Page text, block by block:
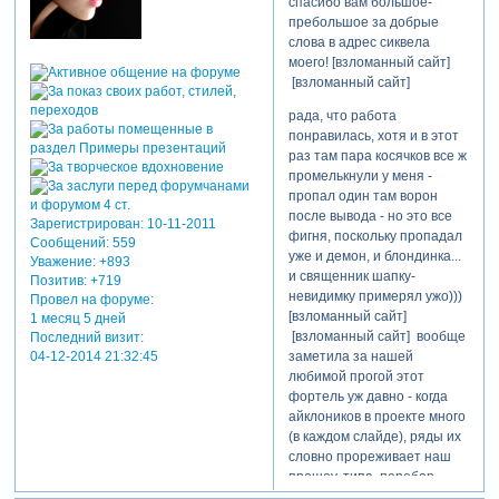
вобщем, это будет, видимо,
трилогия, то есть третий
сезон выйдет где-то через
годик на «экраны» форума,
уважаемая администрация
меня вдруг не решит
забанить за подобие
пропаганды насилия на
сайте))) не-не, я никогда, ни
в жисть, оно с глубоким
смыслом было это дело, я
ручаюсь!) [взломанный
сайт] потом пойдут
веселенькие добренькие
детские мультяшки… чесно-
чесно!))) [взломанный
сайт]
что касается
дополнительных
персонажей, то каждый из
них играет особую роль в
данном фильме – олень как
бы дублирует главную
Зарегистрирован: 10-11-2011
Сообщений:559
Уважение: +893
Позитив: +719
Провел на форуме:
1 месяц 5 дней
Последний визит:
04-12-2014 21:32:45
пребольшое за добрые
слова в адрес сиквела
моего! [взломанный сайт]
[взломанный сайт]
рада, что работа
понравилась, хотя и в этот
раз там пара косячков все ж
промелькнули у меня -
пропал один там ворон
после вывода - но это все
фигня, поскольку пропадал
уже и демон, и блондинка...
и священник шапку-
невидимку примерял ужо)))
[взломанный сайт]
[взломанный сайт] вообще
заметила за нашей
любимой прогой этот
фортель уж давно - когда
айклоников в проекте много
(в каждом слайде), ряды их
словно прореживает наш
прошоу, типа, перебор,